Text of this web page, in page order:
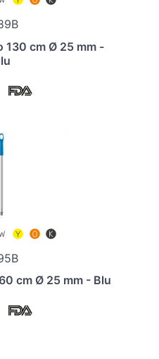
130 cm Ø 25 mm -
cm Ø 25 mm - Blu